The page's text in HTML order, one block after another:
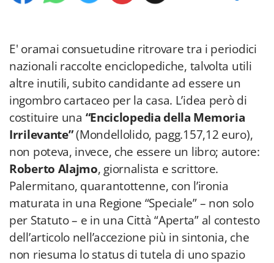
E' oramai consuetudine ritrovare tra i periodici
nazionali raccolte enciclopediche, talvolta utili
altre inutili, subito candidante ad essere un
ingombro cartaceo per la casa. L’idea però di
costituire una “Enciclopedia della Memoria
Irrilevante”(Mondellolido, pagg.157,12 euro),
non poteva, invece, che essere un libro; autore:
Roberto Alajmo, giornalista e scrittore.
Palermitano, quarantottenne, con l’ironia
maturata in una Regione “Speciale” – non solo
per Statuto – e in una Città “Aperta” al contesto
dell’articolo nell’accezione più in sintonia, che
non riesuma lo status di tutela di uno spazio